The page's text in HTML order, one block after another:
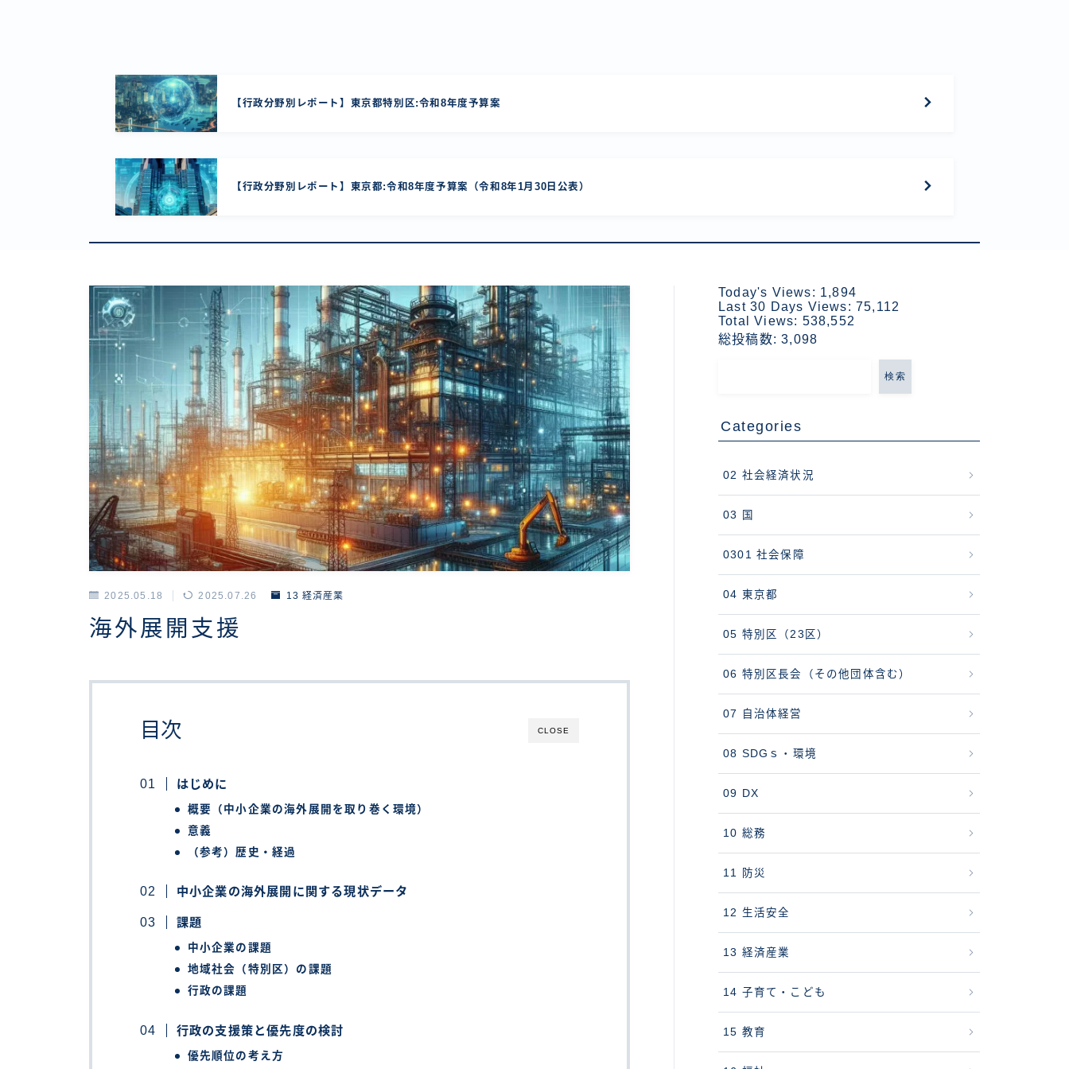
【行政分野別レポート】東京都特別区:令和8年度予算案
【行政分野別レポート】東京都:令和8年度予算案（令和8年1月30日公表）
2025.05.18 2025.07.26 13 経済産業
海外展開支援
CLOSE
目次
はじめに
概要（中小企業の海外展開を取り巻く環境）
意義
（参考）歴史・経過
中小企業の海外展開に関する現状データ
課題
中小企業の課題
地域社会（特別区）の課題
行政の課題
行政の支援策と優先度の検討
優先順位の考え方
Today's Views: 1,894
Last 30 Days Views: 75,112
Total Views: 538,552
総投稿数:3,098
検索
Categories
02 社会経済状況
03 国
0301 社会保障
04 東京都
05 特別区（23区）
06 特別区長会（その他団体含む）
07 自治体経営
08 SDGｓ・環境
09 DX
10 総務
11 防災
12 生活安全
13 経済産業
14 子育て・こども
15 教育